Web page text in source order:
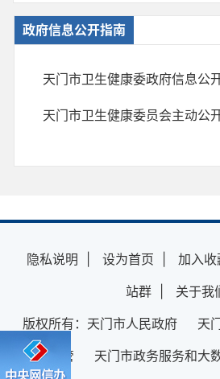
政府信息公开指南
隐私说明 设为首页 加入收
站群
关于我
版权所有：天门市人民政府 天
管 天门市政务服务和大